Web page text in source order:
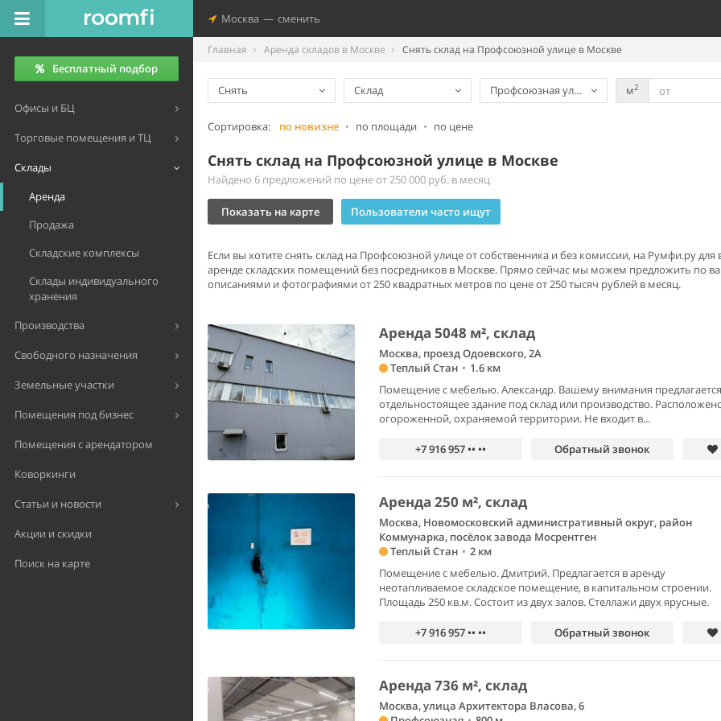
Москва — сменить
Бесплатный подбор
Офисы и БЦ
Торговые помещения и ТЦ
Склады
Аренда
Продажа
Складские комплексы
Склады индивидуального
хранения
Производства
Свободного назначения
Земельные участки
Помещения под бизнес
Помещения с арендатором
Коворкинги
Статьи и новости
Акции и скидки
Поиск на карте
Главная Аренда складов в Москве Снять склад на Профсоюзной улице в Москве
Снять Склад Профсоюзная улица м2
Сортировка: по новизне • по площади • по цене
Снять склад на Профсоюзной улице в Москве
Найдено 6 предложений по цене от 250 000 руб. в месяц
Показать на карте Пользователи часто ищут
Если вы хотите снять склад на Профсоюзной улице от собственника и без комиссии, на Румфи.ру
аренде складских помещений без посредников в Москве. Прямо сейчас мы можем предложить по
описаниями и фотографиями от 250 квадратных метров по цене от 250 тысяч рублей в месяц.
Аренда 5048 м², склад
Москва, проезд Одоевского, 2А
Теплый Стан • 1.6 км
Помещение с мебелью. Александр. Вашему внимания
отдельностоящее здание под склад или производство.
огороженной, охраняемой территории. Не входит в...
+7 916 957 •• •• Обратный звонок
Аренда 250 м², склад
Москва, Новомосковский административный округ, район
Коммунарка, посёлок завода Мосрентген
Теплый Стан • 2 км
Помещение с мебелью. Дмитрий. Предлагается в аренду
неотапливаемое складское помещение, в капитальном строении.
Площадь 250 кв.м. Состоит из двух залов. Стеллажи двух ярусные.
+7 916 957 •• •• Обратный звонок
Аренда 736 м², склад
Москва, улица Архитектора Власова, 6